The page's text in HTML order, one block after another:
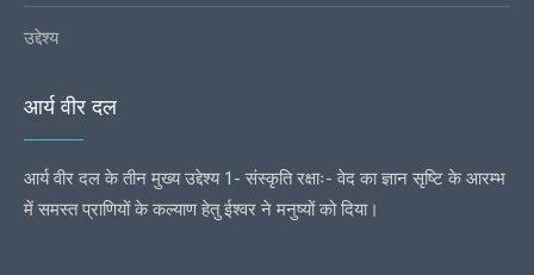
उद्देश्य
आर्य वीर दल
आर्य वीर दल के तीन मुख्य उद्देश्य 1- संस्कृति रक्षाः- वेद का ज्ञान सृष्टि के आरम्भ
में समस्त प्राणियों के कल्याण हेतु ईश्वर ने मनुष्यों को दिया।